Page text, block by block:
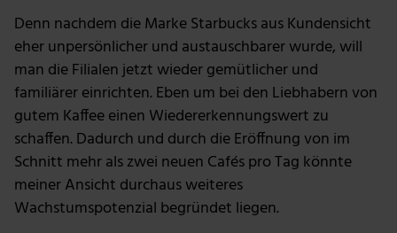
Denn nachdem die Marke Starbucks aus Kundensicht
eher unpersönlicher und austauschbarer wurde, will
man die Filialen jetzt wieder gemütlicher und
familiärer einrichten. Eben um bei den Liebhabern von
gutem Kaffee einen Wiedererkennungswert zu
schaffen. Dadurch und durch die Eröffnung von im
Schnitt mehr als zwei neuen Cafés pro Tag könnte
meiner Ansicht durchaus weiteres
Wachstumspotenzial begründet liegen.